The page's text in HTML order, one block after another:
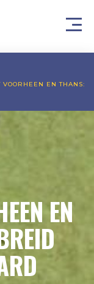
VOORHEEN EN THANS:
EN